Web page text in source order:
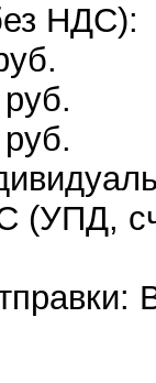
НДС):